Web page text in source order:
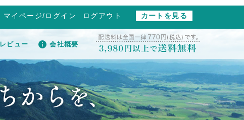
マイページ/ログイン ログアウト カートを見る
レビュー 会社概要